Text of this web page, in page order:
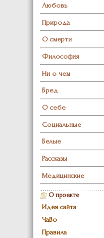
Любовь
Природа
О смерти
Философия
Ни о чем
Бред
О себе
Социальные
Белые
Рассказы
Медицинские
О проекте
Идея сайта
ЧаВо
Правила